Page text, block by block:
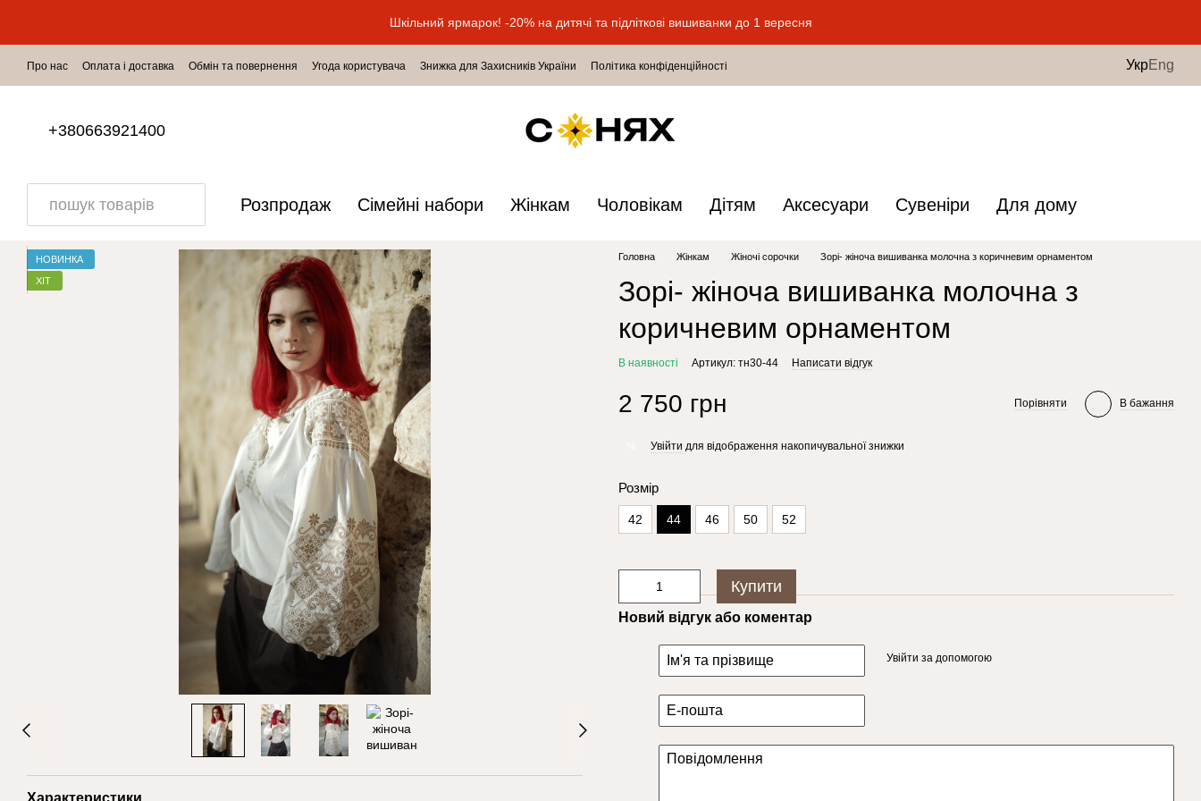
Шкільний ярмарок! -20% на дитячі та підліткові вишиванки до 1 вересня
Про нас Оплата і доставка Обмін та повернення Угода користувача Знижка для Захисників України Політика конфіденційності УкрEng
+380663921400
Розпродаж Сімейні набори Жінкам Чоловікам Дітям Аксесуари Сувеніри Для дому
НОВИНКА
ХІТ
Характеристики
Головна Жінкам Жіночі сорочки Зорі- жіноча вишиванка молочна з коричневим орнаментом
Зорі- жіноча вишиванка молочна з
коричневим орнаментом
В наявності Артикул: тн30-44 Написати відгук
2 750 грн Порівняти В бажання
Увійти для відображення накопичувальної знижки
Розмір
42 44 46 50 52
Купити
Новий відгук або коментар
Увійти за допомогою